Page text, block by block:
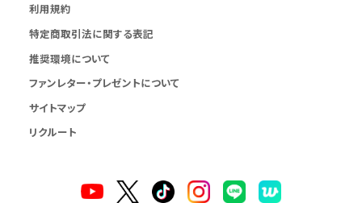
利用規約
特定商取引法に関する表記
推奨環境について
ファンレター・プレゼントについて
サイトマップ
リクルート